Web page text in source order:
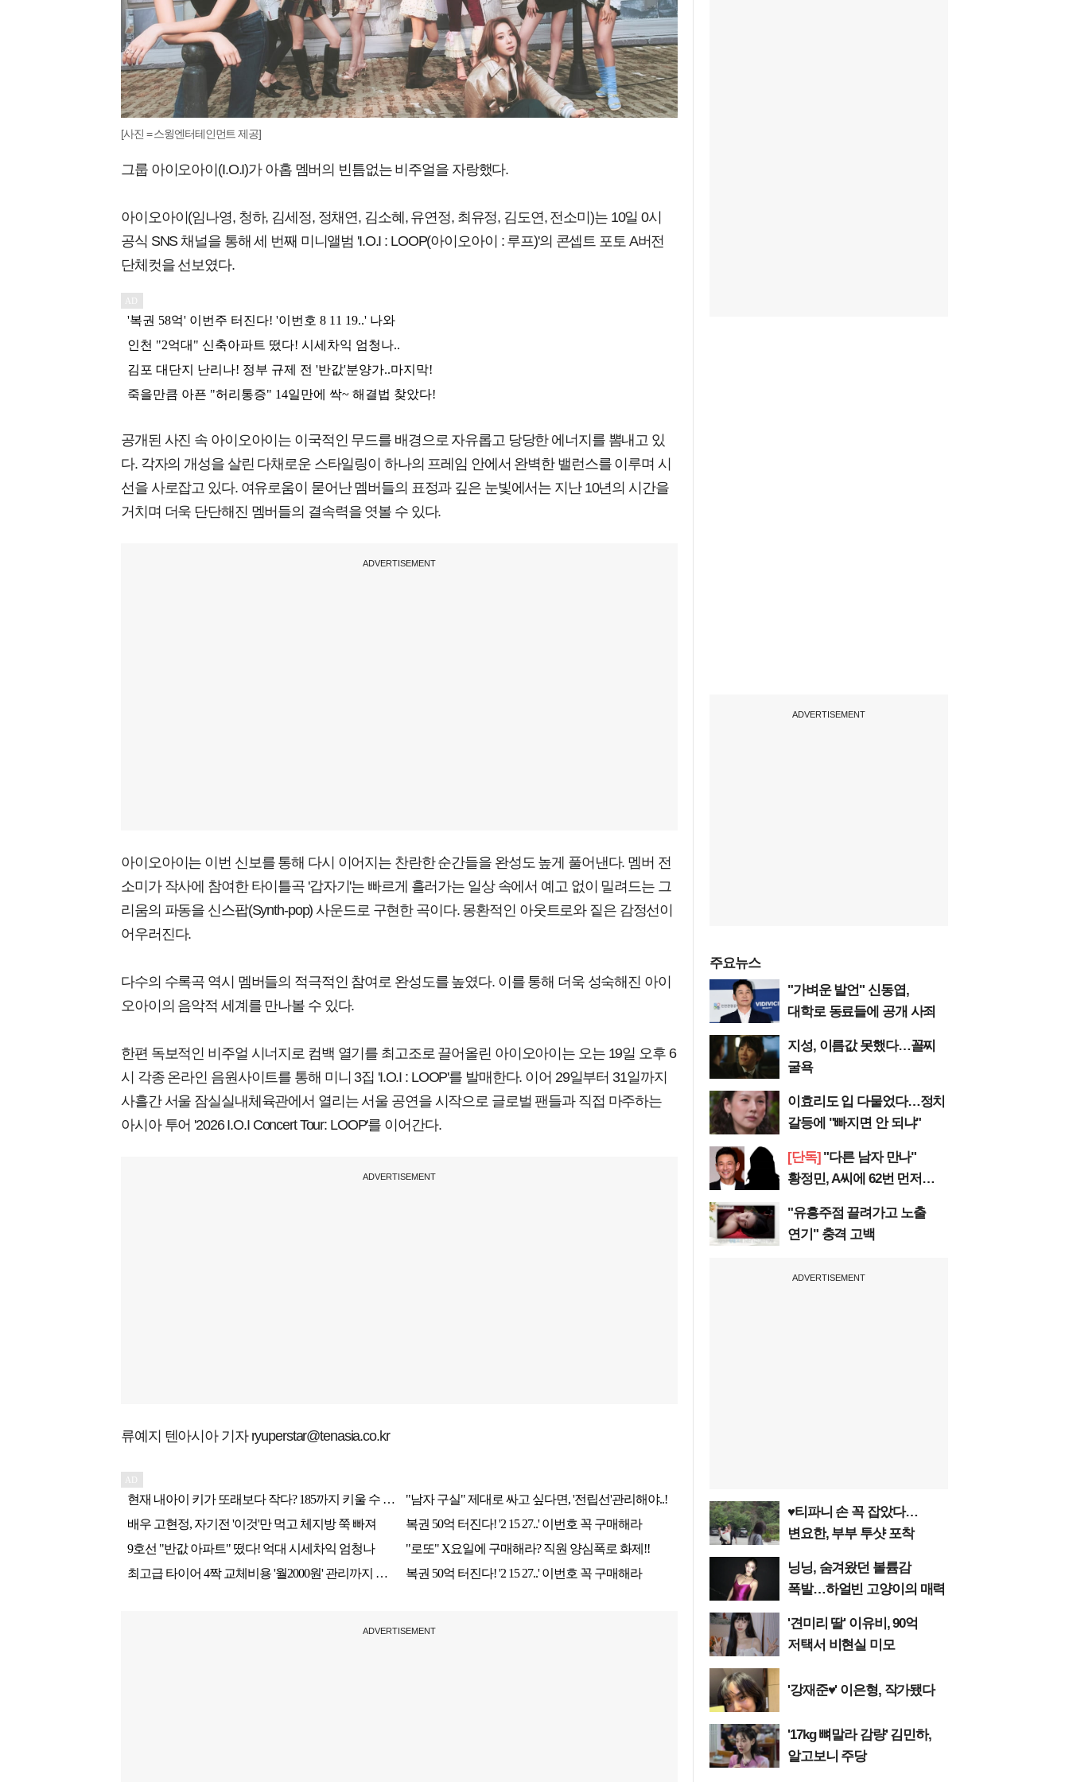
[사진 = 스윙엔터테인먼트 제공]
그룹 아이오아이(I.O.I)가 아홉 멤버의 빈틈없는 비주얼을 자랑했다.
아이오아이(임나영, 청하, 김세정, 정채연, 김소혜, 유연정, 최유정, 김도연, 전소미)는 10일 0시
공식 SNS 채널을 통해 세 번째 미니앨범 'I.O.I : LOOP(아이오아이 : 루프)'의 콘셉트 포토 A버전
단체컷을 선보였다.
공개된 사진 속 아이오아이는 이국적인 무드를 배경으로 자유롭고 당당한 에너지를 뽐내고 있
다. 각자의 개성을 살린 다채로운 스타일링이 하나의 프레임 안에서 완벽한 밸런스를 이루며 시
선을 사로잡고 있다. 여유로움이 묻어난 멤버들의 표정과 깊은 눈빛에서는 지난 10년의 시간을
거치며 더욱 단단해진 멤버들의 결속력을 엿볼 수 있다.
ADVERTISEMENT
아이오아이는 이번 신보를 통해 다시 이어지는 찬란한 순간들을 완성도 높게 풀어낸다. 멤버 전
소미가 작사에 참여한 타이틀곡 '갑자기'는 빠르게 흘러가는 일상 속에서 예고 없이 밀려드는 그
리움의 파동을 신스팝(Synth-pop) 사운드로 구현한 곡이다. 몽환적인 아웃트로와 짙은 감정선이
어우러진다.
다수의 수록곡 역시 멤버들의 적극적인 참여로 완성도를 높였다. 이를 통해 더욱 성숙해진 아이
오아이의 음악적 세계를 만나볼 수 있다.
한편 독보적인 비주얼 시너지로 컴백 열기를 최고조로 끌어올린 아이오아이는 오는 19일 오후 6
시 각종 온라인 음원사이트를 통해 미니 3집 'I.O.I : LOOP'를 발매한다. 이어 29일부터 31일까지
사흘간 서울 잠실실내체육관에서 열리는 서울 공연을 시작으로 글로벌 팬들과 직접 마주하는
아시아 투어 '2026 I.O.I Concert Tour: LOOP'를 이어간다.
ADVERTISEMENT
류예지 텐아시아 기자 ryuperstar@tenasia.co.kr
ADVERTISEMENT
ADVERTISEMENT
주요뉴스
"가벼운 발언" 신동엽,
대학로 동료들에 공개 사죄
지성, 이름값 못했다…꼴찌
굴욕
이효리도 입 다물었다…정치
갈등에 "빠지면 안 되냐"
[단독]"다른 남자 만나"
황정민, A씨에 62번 먼저
"유흥주점 끌려가고 노출
연기" 충격 고백
ADVERTISEMENT
♥티파니 손 꼭 잡았다…
변요한, 부부 투샷 포착
닝닝, 숨겨왔던 볼륨감
폭발…하얼빈 고양이의 매력
'견미리 딸' 이유비, 90억
저택서 비현실 미모
'강재준♥' 이은형, 작가됐다
'17kg 뼈말라 감량' 김민하,
알고보니 주당